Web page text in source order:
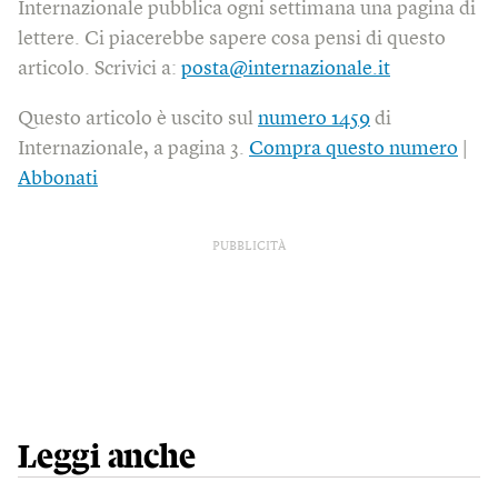
Internazionale pubblica ogni settimana una pagina di
lettere. Ci piacerebbe sapere cosa pensi di questo
articolo. Scrivici a: posta@internazionale.it
Questo articolo è uscito sul numero 1459 di
Internazionale, a pagina 3. Compra questo numero
Abbonati
PUBBLICITÀ
Leggi anche